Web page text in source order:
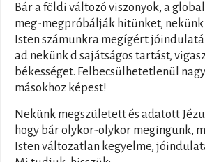
Bár a földi változó viszonyok, a
meg-megpróbálják hitünket,
Isten számunkra megígért
ad nekünk d sajátságos tartást,
békességet. Felbecsülhetetlenül
másokhoz képest!
Nekünk megszületett és adatott
hogy bár olykor-olykor megingunk,
Isten változatlan kegyelme,